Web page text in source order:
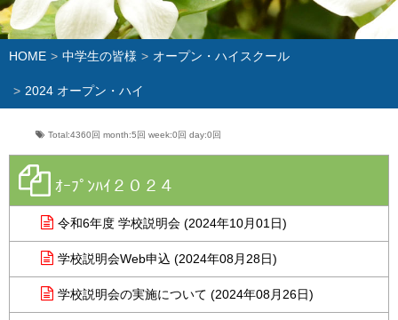
HOME 中学生の皆様 オープン・ハイスクール
2024 オープン・ハイ
Total:4360回 month:5回 week:0回 day:0回
ｵｰﾌﾟﾝﾊｲ２０２４
令和6年度 学校説明会 (2024年10月01日)
学校説明会Web申込 (2024年08月28日)
学校説明会の実施について (2024年08月26日)